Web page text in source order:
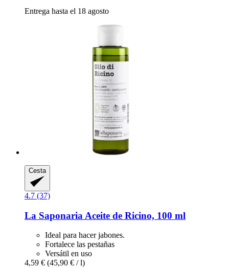
Entrega hasta el 18 agosto
Cesta
4.7 (37)
La Saponaria Aceite de Ricino, 100 ml
Ideal para hacer jabones.
Fortalece las pestañas
Versátil en uso
4,59 € (45,90 € / l)